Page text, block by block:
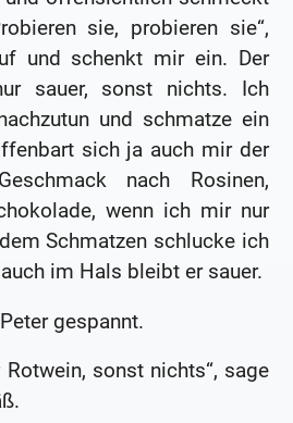
sie, probieren sie“,
und schenkt mir ein. Der
sauer, sonst nichts. Ich
und schmatze ein
sich ja auch mir der
nach Rosinen,
wenn ich mir nur
Schmatzen schlucke ich
im Hals bleibt er sauer.
gespannt.
sonst nichts“, sage